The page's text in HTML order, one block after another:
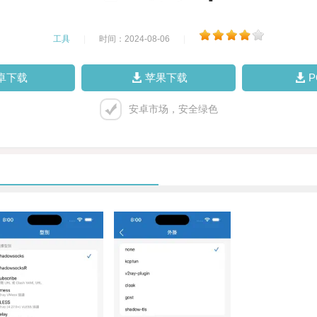
工具 时间：2024-08-06
下载 苹果下载
安卓市场，安全绿色